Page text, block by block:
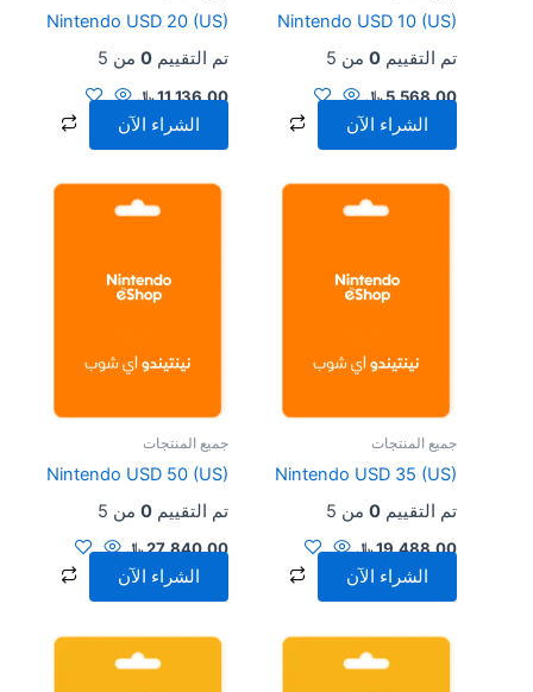
Nintendo USD 10 (US)
تم التقييم 0من 5
5,568.00﷼
الشراء الآن
Nintendo USD 20 (US)
تم التقييم 0من 5
11,136.00﷼
الشراء الآن
جميع المنتجات
Nintendo USD 35 (US)
تم التقييم 0من 5
19,488.00﷼
الشراء الآن
جميع المنتجات
Nintendo USD 50 (US)
تم التقييم 0من 5
27,840.00﷼
الشراء الآن